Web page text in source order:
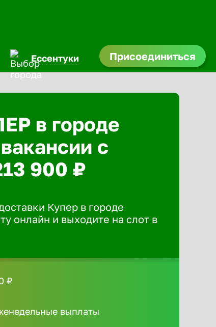
Ессентуки Присоединиться
в городе
с
900 ₽
Купер в городе
онлайн и выходите на слот в
₽
выплаты